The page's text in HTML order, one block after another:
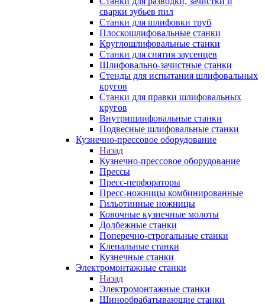
сварки зубьев пил
Станки для шлифовки труб
Плоскошлифовальные станки
Круглошлифовальные станки
Станки для снятия заусенцев
Шлифовально-зачистные станки
Стенды для испытания шлифовальных
кругов
Станки для правки шлифовальных
кругов
Внутришлифовальные станки
Подвесные шлифовальные станки
Кузнечно-прессовое оборудование
Назад
Кузнечно-прессовое оборудование
Прессы
Пресс-перфораторы
Пресс-ножницы комбинированные
Гильотинные ножницы
Ковочные кузнечные молоты
Долбежные станки
Поперечно-строгальные станки
Клепальные станки
Кузнечные станки
Электромонтажные станки
Назад
Электромонтажные станки
Шинообрабатывающие станки